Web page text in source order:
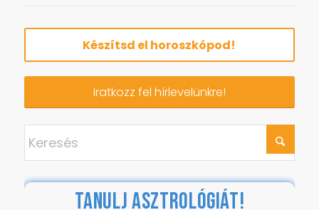
Iratkozz fel hírlevelünkre!
TANULJ ASZTROLÓGIÁT!